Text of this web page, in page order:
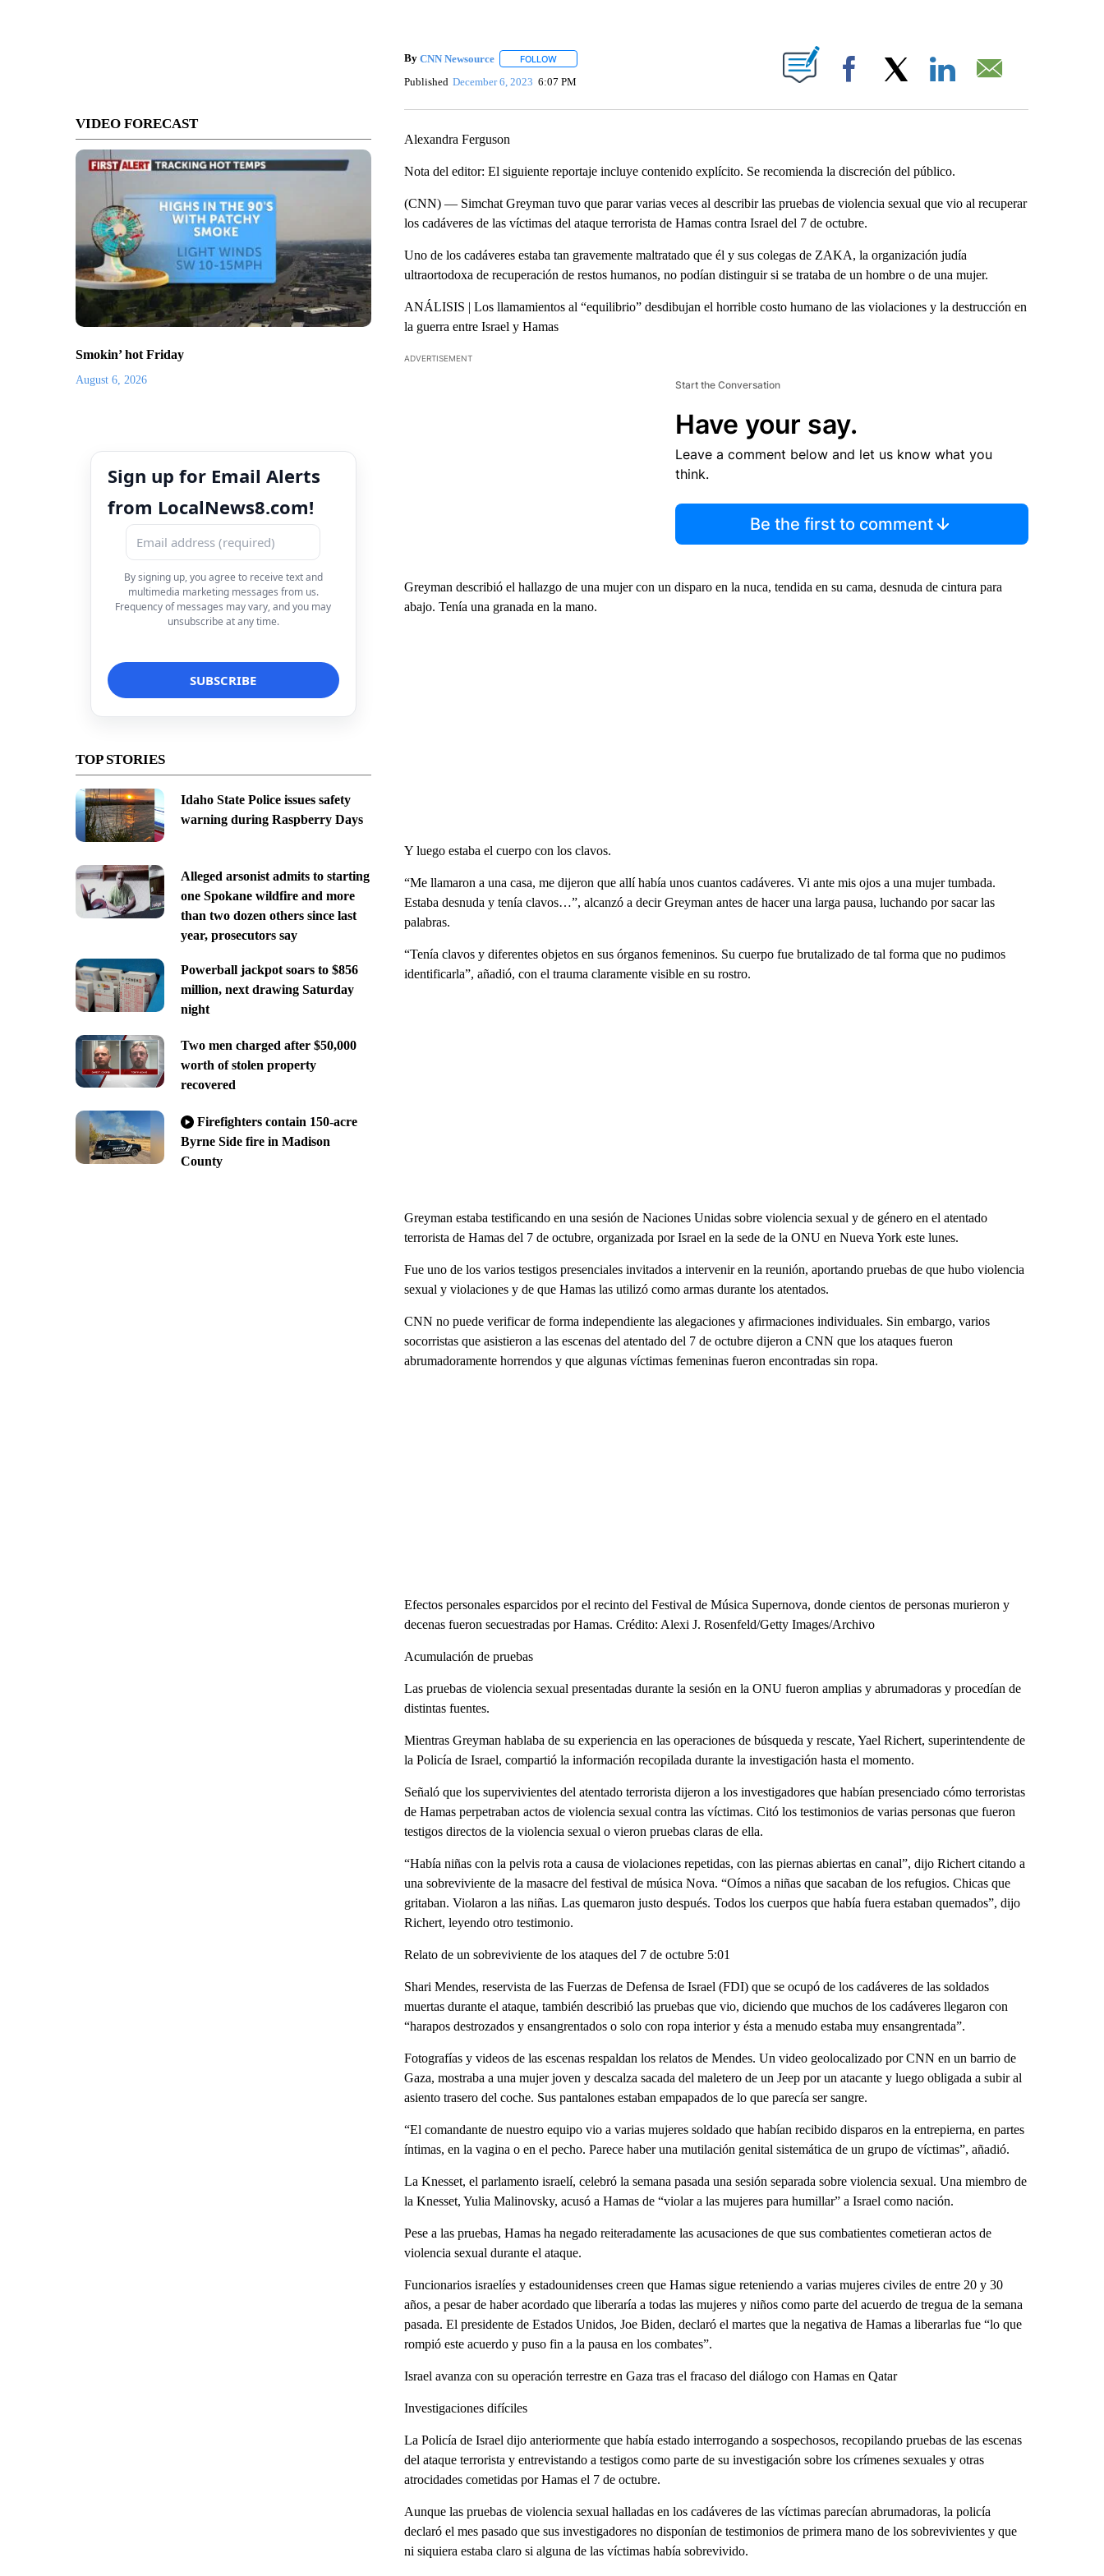
VIDEO FORECAST
Smokin’ hot Friday
August 6, 2026
Sign up for Email Alerts
from LocalNews8.com!
By signing up, you agree to receive text and
multimedia marketing messages from us.
Frequency of messages may vary, and you may
unsubscribe at any time.
TOP STORIES
Idaho State Police issues safety
warning during Raspberry Days
Alleged arsonist admits to starting
one Spokane wildfire and more
than two dozen others since last
year, prosecutors say
Powerball jackpot soars to $856
million, next drawing Saturday
night
Two men charged after $50,000
worth of stolen property
recovered
Firefighters contain 150-acre
Byrne Side fire in Madison
County
By CNN Newsource FOLLOWFOLLOW "" TO RECEIVE NOTIFICATIONS ABOUT NEW PAGES ON "".
Published December 6, 2023 6:07 PM Facebook
Alexandra Ferguson
Nota del editor: El siguiente reportaje incluye contenido explícito. Se recomienda la discreción del público.
(CNN) — Simchat Greyman tuvo que parar varias veces al describir las pruebas de violencia sexual que vio al recuperar
los cadáveres de las víctimas del ataque terrorista de Hamas contra Israel del 7 de octubre.
Uno de los cadáveres estaba tan gravemente maltratado que él y sus colegas de ZAKA, la organización judía
ultraortodoxa de recuperación de restos humanos, no podían distinguir si se trataba de un hombre o de una mujer.
ANÁLISIS | Los llamamientos al “equilibrio” desdibujan el horrible costo humano de las violaciones y la destrucción en
la guerra entre Israel y Hamas
ADVERTISEMENT
Start the Conversation
Have your say.
Leave a comment below and let us know what you
think.
Be the first to comment
Greyman describió el hallazgo de una mujer con un disparo en la nuca, tendida en su cama, desnuda de cintura para
abajo. Tenía una granada en la mano.
Y luego estaba el cuerpo con los clavos.
“Me llamaron a una casa, me dijeron que allí había unos cuantos cadáveres. Vi ante mis ojos a una mujer tumbada.
Estaba desnuda y tenía clavos…”, alcanzó a decir Greyman antes de hacer una larga pausa, luchando por sacar las
palabras.
“Tenía clavos y diferentes objetos en sus órganos femeninos. Su cuerpo fue brutalizado de tal forma que no pudimos
identificarla”, añadió, con el trauma claramente visible en su rostro.
Greyman estaba testificando en una sesión de Naciones Unidas sobre violencia sexual y de género en el atentado
terrorista de Hamas del 7 de octubre, organizada por Israel en la sede de la ONU en Nueva York este lunes.
Fue uno de los varios testigos presenciales invitados a intervenir en la reunión, aportando pruebas de que hubo violencia
sexual y violaciones y de que Hamas las utilizó como armas durante los atentados.
CNN no puede verificar de forma independiente las alegaciones y afirmaciones individuales. Sin embargo, varios
socorristas que asistieron a las escenas del atentado del 7 de octubre dijeron a CNN que los ataques fueron
abrumadoramente horrendos y que algunas víctimas femeninas fueron encontradas sin ropa.
Efectos personales esparcidos por el recinto del Festival de Música Supernova, donde cientos de personas murieron y
decenas fueron secuestradas por Hamas. Crédito: Alexi J. Rosenfeld/Getty Images/Archivo
Acumulación de pruebas
Las pruebas de violencia sexual presentadas durante la sesión en la ONU fueron amplias y abrumadoras y procedían de
distintas fuentes.
Mientras Greyman hablaba de su experiencia en las operaciones de búsqueda y rescate, Yael Richert, superintendente de
la Policía de Israel, compartió la información recopilada durante la investigación hasta el momento.
Señaló que los supervivientes del atentado terrorista dijeron a los investigadores que habían presenciado cómo terroristas
de Hamas perpetraban actos de violencia sexual contra las víctimas. Citó los testimonios de varias personas que fueron
testigos directos de la violencia sexual o vieron pruebas claras de ella.
“Había niñas con la pelvis rota a causa de violaciones repetidas, con las piernas abiertas en canal”, dijo Richert citando a
una sobreviviente de la masacre del festival de música Nova. “Oímos a niñas que sacaban de los refugios. Chicas que
gritaban. Violaron a las niñas. Las quemaron justo después. Todos los cuerpos que había fuera estaban quemados”, dijo
Richert, leyendo otro testimonio.
Relato de un sobreviviente de los ataques del 7 de octubre 5:01
Shari Mendes, reservista de las Fuerzas de Defensa de Israel (FDI) que se ocupó de los cadáveres de las soldados
muertas durante el ataque, también describió las pruebas que vio, diciendo que muchos de los cadáveres llegaron con
“harapos destrozados y ensangrentados o solo con ropa interior y ésta a menudo estaba muy ensangrentada”.
Fotografías y videos de las escenas respaldan los relatos de Mendes. Un video geolocalizado por CNN en un barrio de
Gaza, mostraba a una mujer joven y descalza sacada del maletero de un Jeep por un atacante y luego obligada a subir al
asiento trasero del coche. Sus pantalones estaban empapados de lo que parecía ser sangre.
“El comandante de nuestro equipo vio a varias mujeres soldado que habían recibido disparos en la entrepierna, en partes
íntimas, en la vagina o en el pecho. Parece haber una mutilación genital sistemática de un grupo de víctimas”, añadió.
La Knesset, el parlamento israelí, celebró la semana pasada una sesión separada sobre violencia sexual. Una miembro de
la Knesset, Yulia Malinovsky, acusó a Hamas de “violar a las mujeres para humillar” a Israel como nación.
Pese a las pruebas, Hamas ha negado reiteradamente las acusaciones de que sus combatientes cometieran actos de
violencia sexual durante el ataque.
Funcionarios israelíes y estadounidenses creen que Hamas sigue reteniendo a varias mujeres civiles de entre 20 y 30
años, a pesar de haber acordado que liberaría a todas las mujeres y niños como parte del acuerdo de tregua de la semana
pasada. El presidente de Estados Unidos, Joe Biden, declaró el martes que la negativa de Hamas a liberarlas fue “lo que
rompió este acuerdo y puso fin a la pausa en los combates”.
Israel avanza con su operación terrestre en Gaza tras el fracaso del diálogo con Hamas en Qatar
Investigaciones difíciles
La Policía de Israel dijo anteriormente que había estado interrogando a sospechosos, recopilando pruebas de las escenas
del ataque terrorista y entrevistando a testigos como parte de su investigación sobre los crímenes sexuales y otras
atrocidades cometidas por Hamas el 7 de octubre.
Aunque las pruebas de violencia sexual halladas en los cadáveres de las víctimas parecían abrumadoras, la policía
declaró el mes pasado que sus investigadores no disponían de testimonios de primera mano de los sobrevivientes y que
ni siquiera estaba claro si alguna de las víctimas había sobrevivido.